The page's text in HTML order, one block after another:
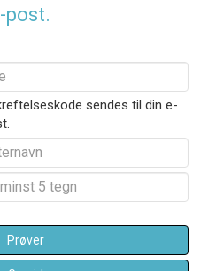
post.
sendes til din e-
Prøver